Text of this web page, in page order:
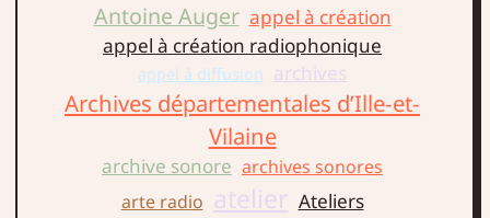
Antoine Auger appel à création
appel à création radiophonique
appel à diffusion
Archives départementales d’Ille-et-
Vilaine
archive sonore archives sonores
arte radio
Ateliers